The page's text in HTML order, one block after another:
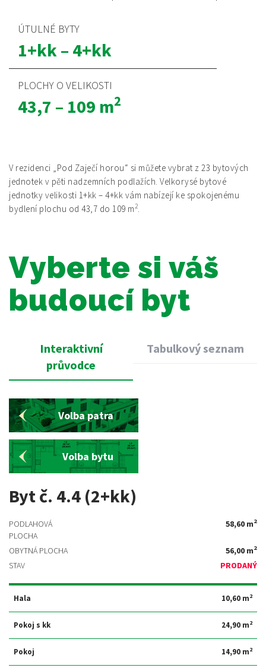
ÚTULNÉ BYTY
1+kk – 4+kk
PLOCHY O VELIKOSTI
43,7 – 109 m2
V rezidenci „Pod Zaječí horou“ si můžete vybrat z 23 bytových
jednotek v pěti nadzemních podlažích. Velkorysé bytové
jednotky velikosti 1+kk – 4+kk vám nabízejí ke spokojenému
bydlení plochu od 43,7 do 109 m2
Vyberte si váš
budoucí byt
Interaktivní
průvodce
Tabulkový seznam
Volba patra
Volba bytu
Byt č. 4.4 (2+kk)
PODLAHOVÁ
PLOCHA
58,60 m2
OBYTNÁ PLOCHA 56,00 m2
STAV PRODANÝ
Hala 10,60 m2
Pokoj s kk 24,90 m2
Pokoj 14,90 m2